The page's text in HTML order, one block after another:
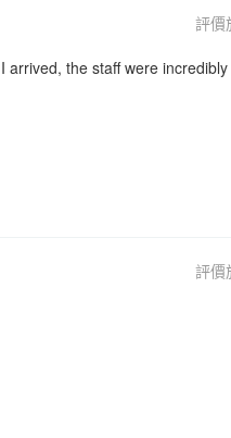
評價
the staff were
評價